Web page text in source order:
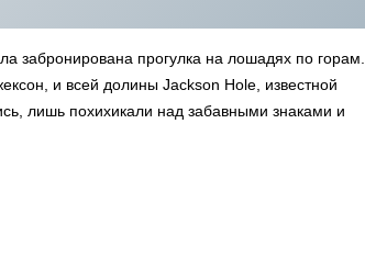
забронирована прогулка на лошадях по горам.
и всей долины Jackson Hole, известной
лишь похихикали над забавными знаками и